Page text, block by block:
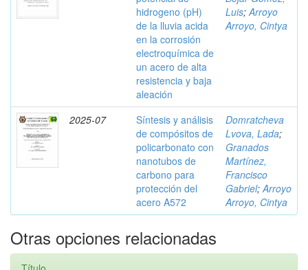
hidrogeno (pH)
de la lluvia acida
en la corrosión
electroquímica de
un acero de alta
resistencia y baja
aleación
Luis;Arroyo
Arroyo, Cintya
2025-07
Síntesis y análisis
de compósitos de
policarbonato con
nanotubos de
carbono para
protección del
acero A572
Domratcheva
Lvova, Lada;
Granados
Martínez,
Francisco
Gabriel;Arroyo
Arroyo, Cintya
Otras opciones relacionadas